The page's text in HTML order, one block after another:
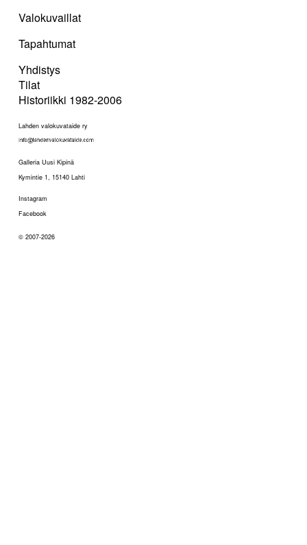
Valokuvaillat
Tapahtumat
Yhdistys
Tilat
Historiikki 1982-2006
Lahden valokuvataide ry
Galleria Uusi Kipinä
Kymintie 1, 15140 Lahti
Instagram
Facebook
© 2007-2026